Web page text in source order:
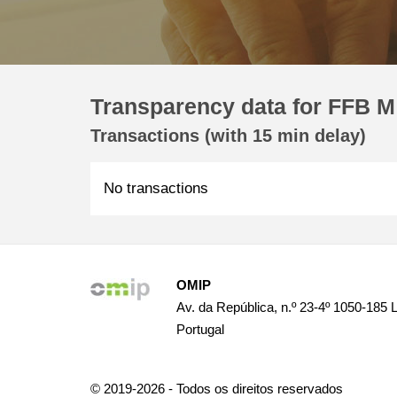
Transparency data for FFB
Transactions (with 15 min delay)
No transactions
OMIP
Av. da República, n.º 23-4º 1050-185
Portugal
© 2019-2026 - Todos os direitos reservados